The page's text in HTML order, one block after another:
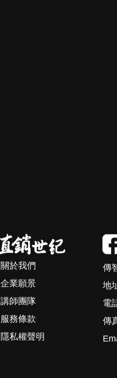
關於我們
企業願景
講師團隊
服務條款
隱私權聲明
傳
地
電
傳